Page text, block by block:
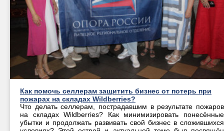
Как помочь селлерам защитить бизнес от потерь при
пожарах на складах Wildberries?
Что делать селлерам, пострадавшим в результате пожаров
на складах Wildberries? Как минимизировать понесённые
убытки и продолжать развивать свой бизнес в сложившихся